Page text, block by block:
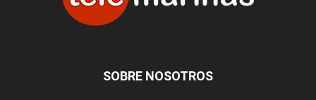
SOBRE NOSOTROS